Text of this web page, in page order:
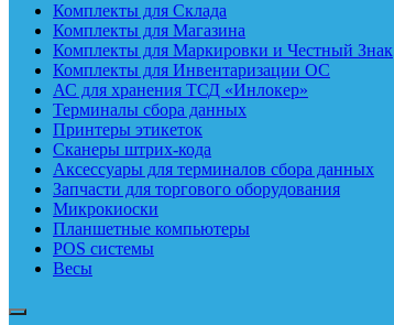
Комплекты для Склада
Комплекты для Магазина
Комплекты для Маркировки и Честный Знак
Комплекты для Инвентаризации ОС
АС для хранения ТСД «Инлокер»
Терминалы сбора данных
Принтеры этикеток
Сканеры штрих-кода
Аксессуары для терминалов сбора данных
Запчасти для торгового оборудования
Микрокиоски
Планшетные компьютеры
POS системы
Весы